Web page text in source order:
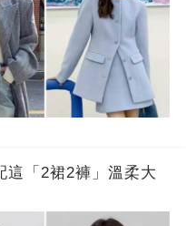
這「2裙2褲」溫柔大